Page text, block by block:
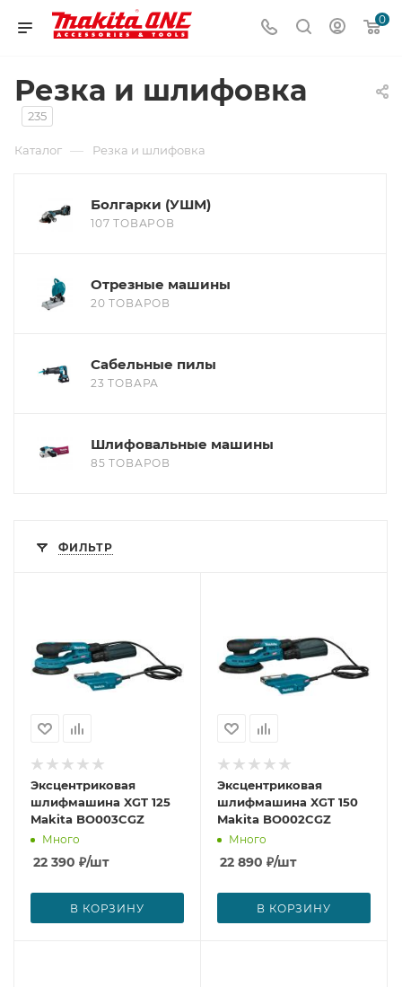
0
Резка и шлифовка
235
Каталог — Резка и шлифовка
Болгарки (УШМ)
107 ТОВАРОВ
Отрезные машины
20 ТОВАРОВ
Сабельные пилы
23 ТОВАРА
Шлифовальные машины
85 ТОВАРОВ
ФИЛЬТР
Эксцентриковая
шлифмашина XGT 125
Makita BO003CGZ
Много
22 390 ₽/шт
В КОРЗИНУ
Эксцентриковая
шлифмашина XGT 150
Makita BO002CGZ
Много
22 890 ₽/шт
В КОРЗИНУ